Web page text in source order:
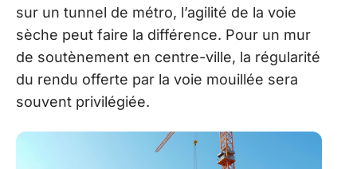
sur un tunnel de métro, l’agilité de la voie
sèche peut faire la différence. Pour un mur
de soutènement en centre-ville, la régularité
du rendu offerte par la voie mouillée sera
souvent privilégiée.